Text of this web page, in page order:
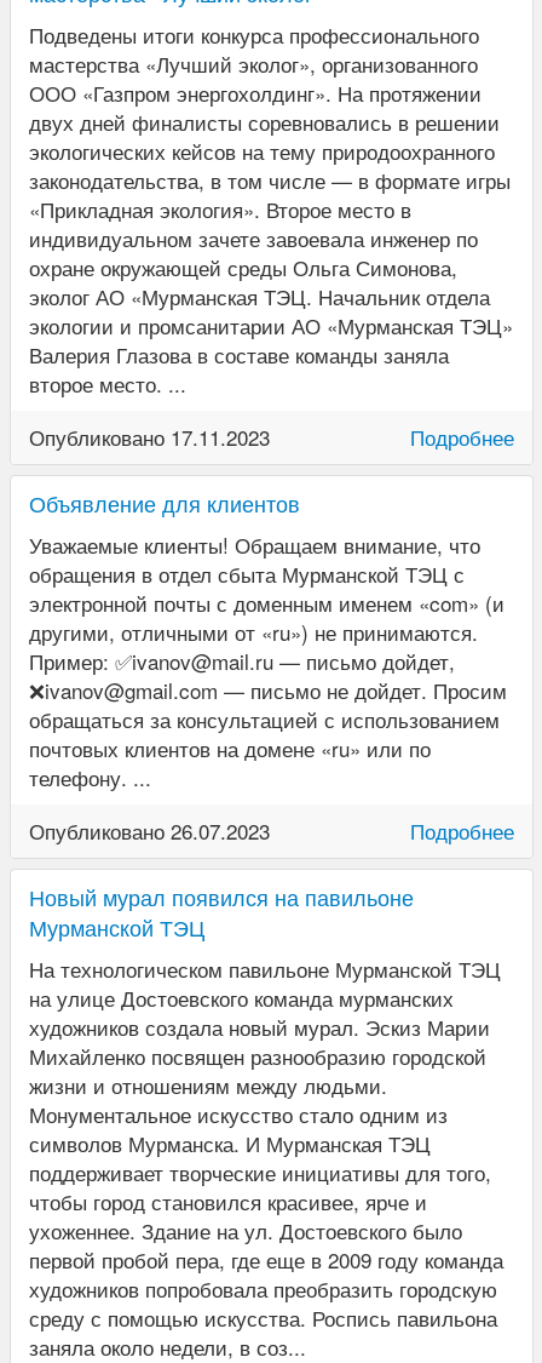
Подведены итоги конкурса профессионального
мастерства «Лучший эколог», организованного
ООО «Газпром энергохолдинг». На протяжении
двух дней финалисты соревновались в решении
экологических кейсов на тему природоохранного
законодательства, в том числе — в формате игры
«Прикладная экология». Второе место в
индивидуальном зачете завоевала инженер по
охране окружающей среды Ольга Симонова,
эколог АО «Мурманская ТЭЦ. Начальник отдела
экологии и промсанитарии АО «Мурманская ТЭЦ»
Валерия Глазова в составе команды заняла
второе место. ...
Опубликовано 17.11.2023
Подробнее
Объявление для клиентов
Уважаемые клиенты! Обращаем внимание, что
обращения в отдел сбыта Мурманской ТЭЦ с
электронной почты с доменным именем «com» (и
другими, отличными от «ru») не принимаются.
Пример: ✅ivanov@mail.ru — письмо дойдет,
❌ivanov@gmail.com — письмо не дойдет. Просим
обращаться за консультацией с использованием
почтовых клиентов на домене «ru» или по
телефону. ...
Опубликовано 26.07.2023
Подробнее
Новый мурал появился на павильоне
Мурманской ТЭЦ
На технологическом павильоне Мурманской ТЭЦ
на улице Достоевского команда мурманских
художников создала новый мурал. Эскиз Марии
Михайленко посвящен разнообразию городской
жизни и отношениям между людьми.
Монументальное искусство стало одним из
символов Мурманска. И Мурманская ТЭЦ
поддерживает творческие инициативы для того,
чтобы город становился красивее, ярче и
ухоженнее. Здание на ул. Достоевского было
первой пробой пера, где еще в 2009 году команда
художников попробовала преобразить городскую
среду с помощью искусства. Роспись павильона
заняла около недели, в соз...